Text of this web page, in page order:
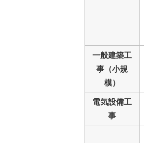
一般建築工
事（小規
模）
電気設備工
事